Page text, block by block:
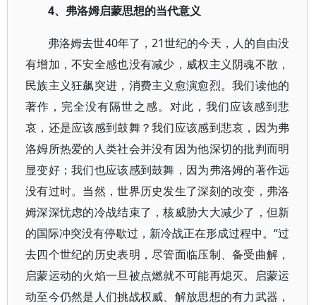
4、弗洛姆启蒙思想的当代意义
弗洛姆去世40年了，21世纪的今天，人的自由没
有增加，不安全感也没有减少，威权主义阴魂不散，
民族主义狂飙突进，消费主义愈演愈烈。我们读他的
著作，完全没有隔世之感。对此，我们应该感到悲
哀，还是应该感到鼓舞？我们应该感到悲哀，因为弗
洛姆所热爱的人类社会并没有因为他深切的批判而明
显变好；我们也应该感到鼓舞，因为弗洛姆的著作远
没有过时。当然，世界历史发生了深刻的改变，弗洛
姆深深忧虑的冷战结束了，核威胁大大减少了，但新
的国际冲突没有停歇过，新冷战正在形成过程中。“过
去四个世纪的历史表明，尽管面临压制、备受曲解，
启蒙运动的火焰一旦被点燃就不可能再熄灭。启蒙运
动至今仍然是人们挑战权威、解放思想的有力武器，